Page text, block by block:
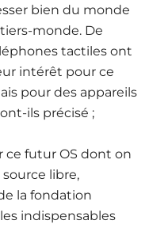
bien du monde
monde. De
tactiles ont
intérêt pour ce
pour des appareils
ils précisé ;
ce futur OS dont on
libre,
la fondation
indispensables